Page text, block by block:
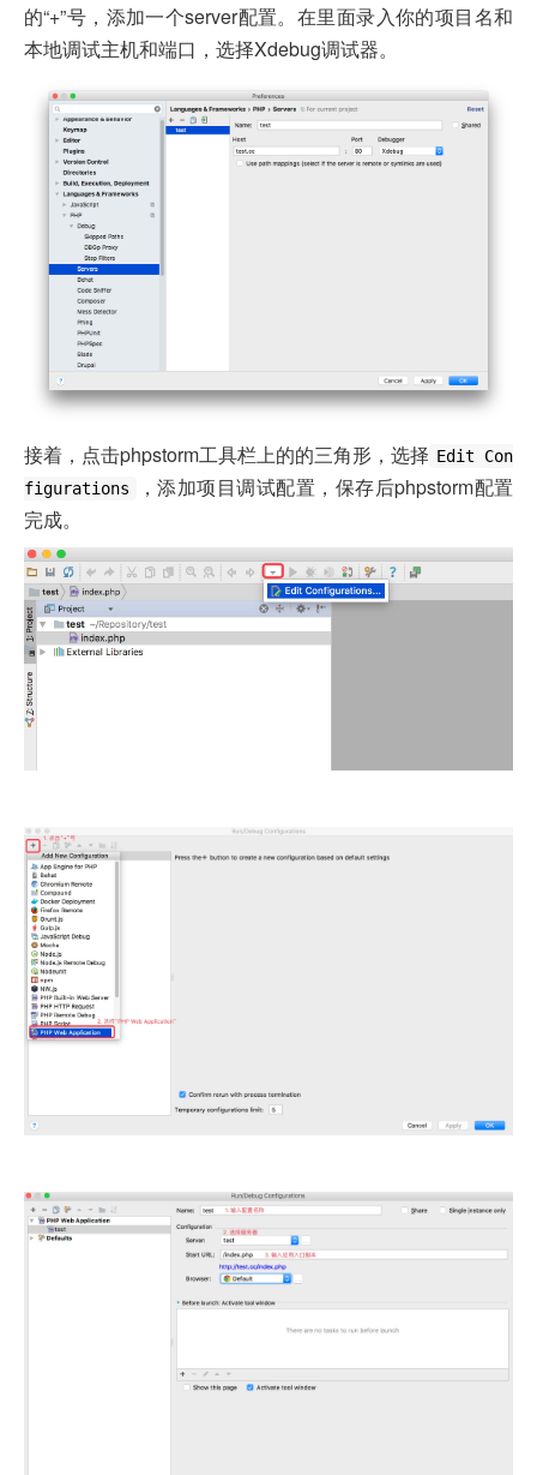
的“+”号，添加一个server配置。在里面录入你的项目名和
本地调试主机和端口，选择Xdebug调试器。
接着，点击phpstorm工具栏上的的三角形，选择 Edit Con
figurations
，添加项目调试配置，保存后phpstorm配置
完成。